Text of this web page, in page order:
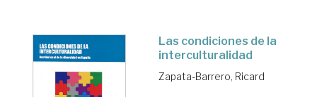
Las condiciones de la
interculturalidad
Zapata-Barrero, Ricard